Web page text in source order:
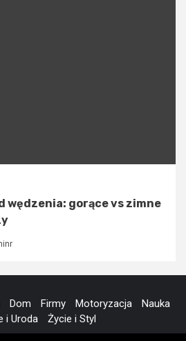
wędzenia: gorące vs zimne
Dom Firmy Motoryzacja
Nauka
i Uroda
Życie i Styl